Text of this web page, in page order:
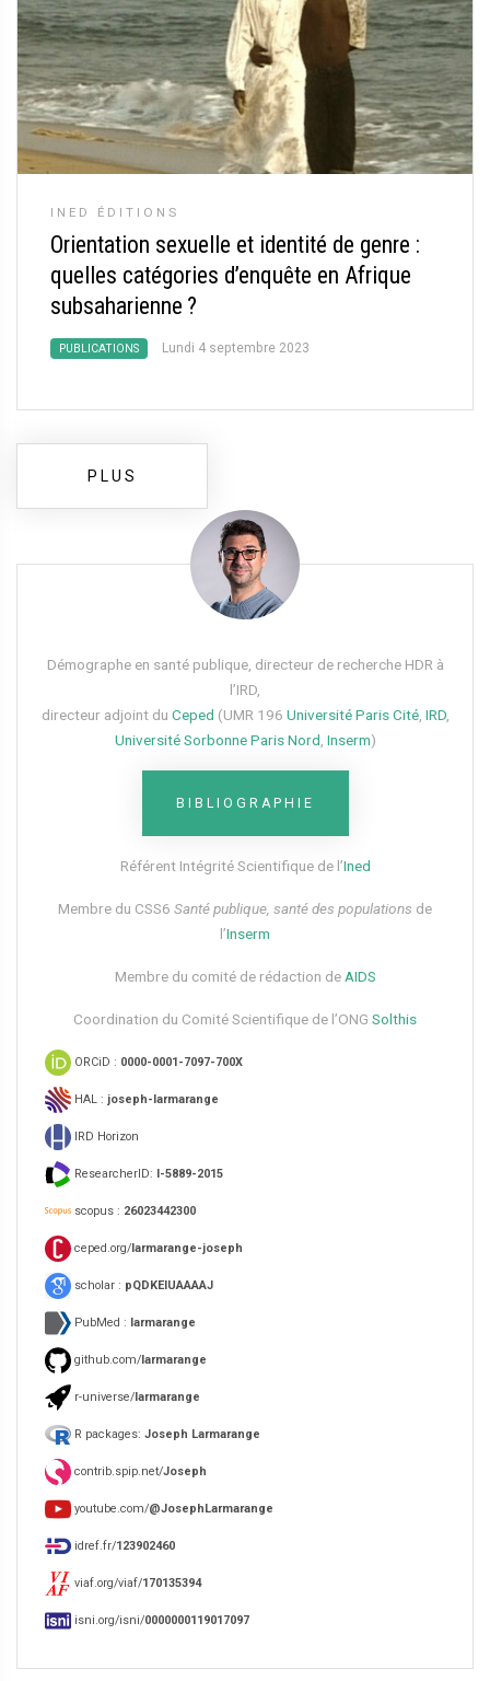
INED ÉDITIONS
Orientation sexuelle et identité de genre :
quelles catégories d’enquête en Afrique
subsaharienne ?
PUBLICATIONS Lundi 4 septembre 2023
PLUS
Démographe en santé publique, directeur de recherche HDR à
l’IRD,
directeur adjoint du Ceped (UMR 196 Université Paris Cité, IRD,
Université Sorbonne Paris Nord Inserm)
BIBLIOGRAPHIE
Référent Intégrité Scientifique de l’Ined
Membre du CSS6​ Santé publique, santé des populations de
l’Inserm
Membre du comité de rédaction de AIDS
Coordination du Comité Scientifique de l’ONG Solthis
ORCiD : 0000-0001-7097-700X
HAL : joseph-larmarange
IRD Horizon
ResearcherID: I-5889-2015
scopus : 26023442300
ceped.org/larmarange-joseph
scholar : pQDKEIUAAAAJ
PubMed : larmarange
github.com/larmarange
r-universe/larmarange
R packages: Joseph Larmarange
contrib.spip.net/Joseph
youtube.com/@JosephLarmarange
idref.fr/123902460
viaf.org/viaf/170135394
isni.org/isni/0000000119017097